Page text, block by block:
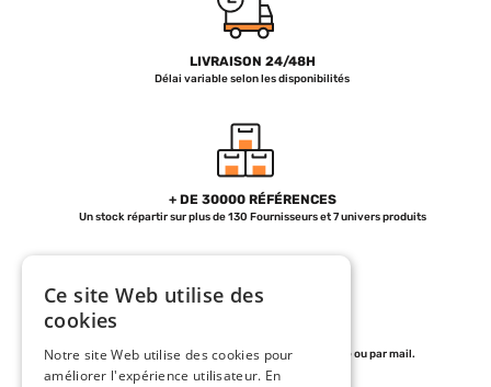
LIVRAISON 24/48H
Délai variable selon les disponibilités
+ DE 30000 RÉFÉRENCES
Un stock répartir sur plus de 130 Fournisseurs et 7 univers produits
de 07h30 à 12h et de 13h30 à 18h30 par téléphone ou par mail.
Ce site Web utilise des
cookies
Notre site Web utilise des cookies pour
améliorer l'expérience utilisateur. En